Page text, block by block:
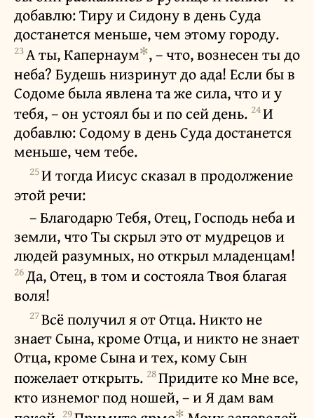
добавлю: Тиру и Сидону в день Суда
достанется меньше, чем этому городу.
23А ты, Капернаум✻, – что, вознесен ты до
неба? Будешь низринут до ада! Если бы в
Содоме была явлена та же сила, что и у
тебя, – он устоял бы и по сей день. 24И
добавлю: Содому в день Суда достанется
меньше, чем тебе.
25И тогда Иисус сказал в продолжение
этой речи:
– Благодарю Тебя, Отец, Господь неба и
земли, что Ты скрыл это от мудрецов и
людей разумных, но открыл младенцам!
26Да, Отец, в том и состояла Твоя благая
воля!
27Всё получил я от Отца. Никто не
знает Сына, кроме Отца, и никто не знает
Отца, кроме Сына и тех, кому Сын
пожелает открыть. 28Придите ко Мне все,
кто изнемог под ношей, – и Я дам вам
29 ✻